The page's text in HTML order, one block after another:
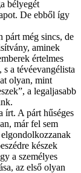
bélyegét
De ebből így
párt még sincs, de
aminek
értelmes
a tévéevangélista
olyan, mint
a legaljasabb
írt. A párt hűséges
már fel sem
készek
a személyes
az első olyan